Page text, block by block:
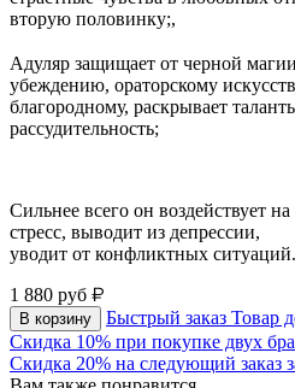
вторую половинку;,
Адуляр защищает от черной
убеждению, ораторскому
благородному, раскрывает
рассудительность;
Сильнее всего он воздействует
стресс, выводит из депрессии,
уводит от конфликтных ситуаций.
1 880 руб
В корзину Быстрый заказ Товар
Скидка 10% при покупке двух
Скидка 20% на следующий заказ